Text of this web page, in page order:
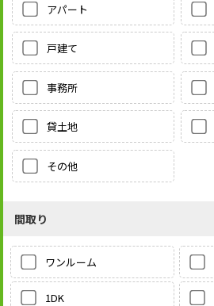
アパート
戸建て
事務所
貸土地
その他
間取り
ワンルーム
1DK